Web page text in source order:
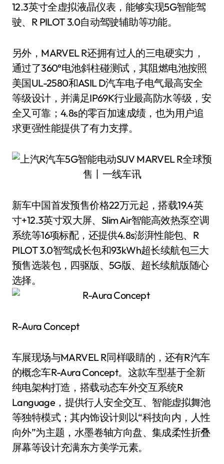
12.3英寸全虚拟液晶仪表，能够实现5G智能驾
驶、R PILOT 3.0自动驾驶辅助等功能。
另外，MARVEL R还拥有过人的三电硬实力，
通过了360°电池斜柱碰测试，其阻燃电池按照
美国UL-2580和ASIL D汽车电子电气最高安全
等级设计，并满足IP69K行业最高防水等级，安
全又可靠；4.8s的零百加速成绩，也为用户追
求更强性能提供了有力支撑。
新车中国首发预售价格22万元起，搭载19.4英
寸+12.3英寸双大屏、Slim Air智能高效热泵空调
系统等16项标配，还提供4.8s澎湃性能包、R
PILOT 3.0智驾成长包和93kWh超长续航包三大
预售选装包，四驱版、5G版、超长续航版随心
选择。
R-Aura Concept
车展现场与MARVEL R同样吸睛的，还有R汽车
的概念车R-Aura Concept。这款车型基于全新
纯电架构打造，搭载动态车外交互系统R
Language，提供行人安全交互、智能虚拟舞池
等独特模式；其内饰设计则以“科技向内，人性
向外”为主题，水墨卷轴方向盘、集成柔性折叠
屏幕等设计充满东方美学元素。